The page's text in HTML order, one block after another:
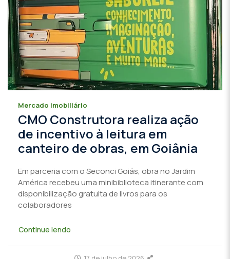
Mercado imobiliário
CMO Construtora realiza ação
de incentivo à leitura em
canteiro de obras, em Goiânia
Em parceria com o Seconci Goiás, obra no Jardim
América recebeu uma minibiblioteca itinerante com
disponibilização gratuita de livros para os
colaboradores
Continue lendo